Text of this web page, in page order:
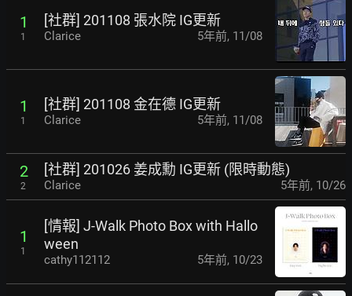
1
1
[社群] 201108 張水院 IG更新
Clarice 5年前, 11/08
1
1
[社群] 201108 金在德 IG更新
Clarice 5年前, 11/08
2
2
[社群] 201026 姜成勳 IG更新 (限時動態)
Clarice 5年前, 10/26
1
1
[情報] J-Walk Photo Box with Hallo
ween
cathy112112 5年前, 10/23